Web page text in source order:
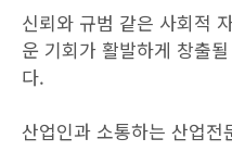
신뢰와 규범 같은 사회적
운 기회가 활발하게 창출
다.
산업인과 소통하는 산업전